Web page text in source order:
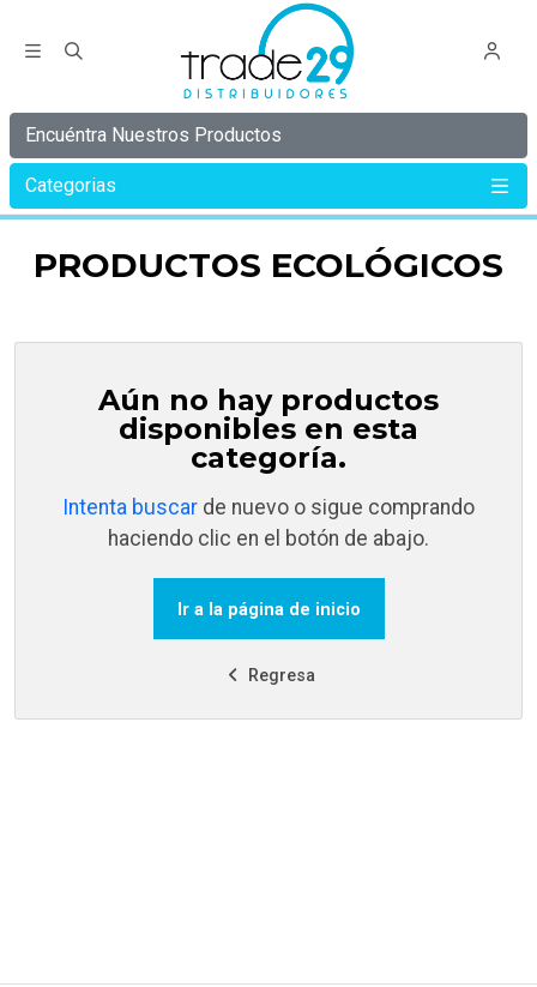
Encuéntra Nuestros Productos
Categorias
PRODUCTOS ECOLÓGICOS
Aún no hay productos
disponibles en esta
categoría.
Intenta buscar de nuevo o sigue comprando
haciendo clic en el botón de abajo.
Ir a la página de inicio
Regresa